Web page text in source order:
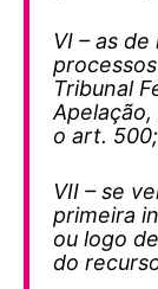
VI – as
Tribunal
o art. 500;
VII – se
primeira
ou logo
do